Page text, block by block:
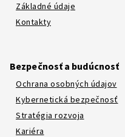
Základné údaje
Kontakty
Bezpečnosť a budúcnosť
Ochrana osobných údajov
Kybernetická bezpečnosť
Stratégia rozvoja
Kariéra